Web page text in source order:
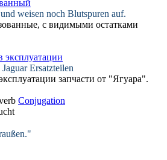
und weisen noch Blutspuren auf.
, с видимыми остатками
Jaguar Ersatzteilen
запчасти от "Ягуара".
Conjugation